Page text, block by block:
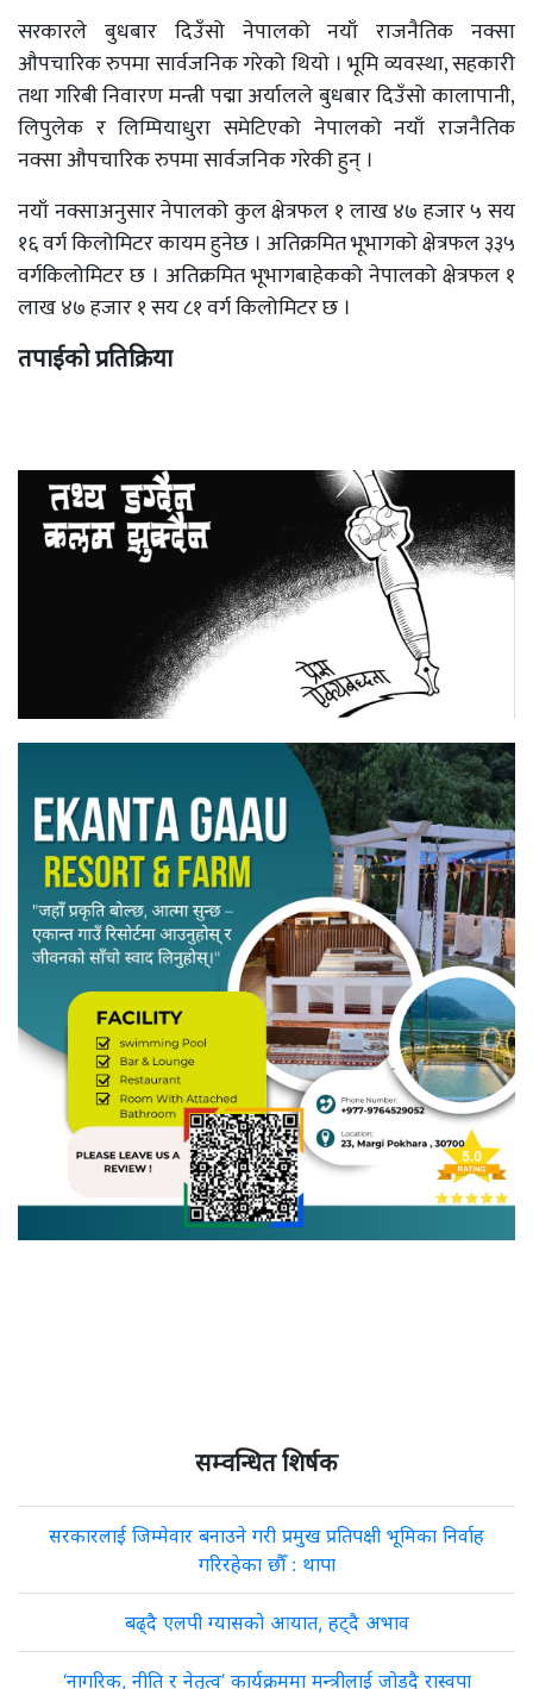
सरकारले बुधबार दिउँसो नेपालको नयाँ राजनैतिक नक्सा
औपचारिक रुपमा सार्वजनिक गरेको थियो । भूमि व्यवस्था, सहकारी
तथा गरिबी निवारण मन्त्री पद्मा अर्यालले बुधबार दिउँसो कालापानी,
लिपुलेक र लिम्पियाधुरा समेटिएको नेपालको नयाँ राजनैतिक
नक्सा औपचारिक रुपमा सार्वजनिक गरेकी हुन् ।
नयाँ नक्साअनुसार नेपालको कुल क्षेत्रफल १ लाख ४७ हजार ५ सय
१६ वर्ग किलोमिटर कायम हुनेछ । अतिक्रमित भूभागको क्षेत्रफल ३३५
वर्गकिलोमिटर छ । अतिक्रमित भूभागबाहेकको नेपालको क्षेत्रफल १
लाख ४७ हजार १ सय ८१ वर्ग किलोमिटर छ ।
तपाईको प्रतिक्रिया
सम्वन्धित शिर्षक
सरकारलाई जिम्मेवार बनाउने गरी प्रमुख प्रतिपक्षी भूमिका निर्वाह
गरिरहेका छौँ : थापा
बढ्दै एलपी ग्यासको आयात, हट्दै अभाव
‘नागरिक, नीति र नेतृत्व’ कार्यक्रममा मन्त्रीलाई जोड्दै रास्वपा